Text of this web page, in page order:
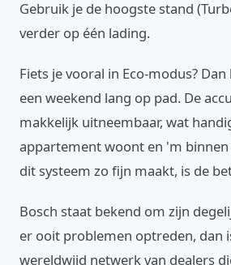
Gebruik je de hoogste stand
verder op één lading.
Fiets je vooral in Eco-modus?
een weekend lang op pad. De
makkelijk uitneembaar, wat
appartement woont en 'm
dit systeem zo fijn maakt, is de
Bosch staat bekend om zijn
er ooit problemen optreden, dan
wereldwijd netwerk van dealers